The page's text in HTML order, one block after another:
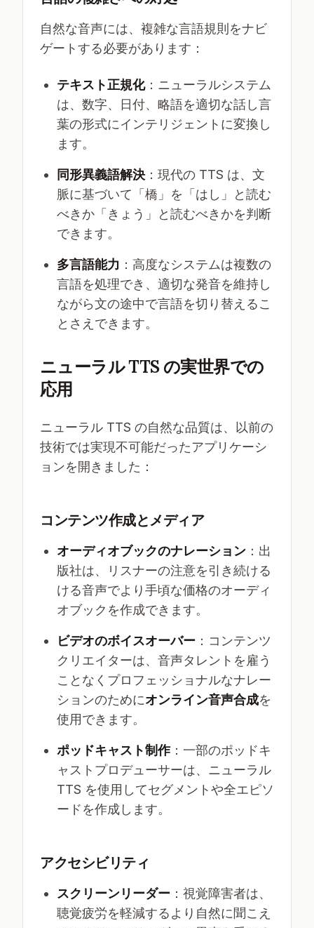
自然な音声には、複雑な言語規則をナビ
ゲートする必要があります：
テキスト正規化：ニューラルシステム
は、数字、日付、略語を適切な話し言
葉の形式にインテリジェントに変換し
ます。
同形異義語解決 ：現代の TTS は、文
脈に基づいて「橋」を「はし」と読む
べきか「きょう」と読むべきかを判断
できます。
多言語能力 ：高度なシステムは複数の
言語を処理でき、適切な発音を維持し
ながら文の途中で言語を切り替えるこ
とさえできます。
ニューラル TTS の実世界での
応用
ニューラル TTS の自然な品質は、以前の
技術では実現不可能だったアプリケーシ
ョンを開きました：
コンテンツ作成とメディア
オーディオブックのナレーション ：出
版社は、リスナーの注意を引き続ける
ける音声でより手頃な価格のオーディ
オブックを作成できます。
ビデオのボイスオーバー ：コンテンツ
クリエイターは、音声タレントを雇う
ことなくプロフェッショナルなナレー
ションのためにオンライン音声合成を
使用できます。
ポッドキャスト制作：一部のポッドキ
ャストプロデューサーは、ニューラル
TTS を使用してセグメントや全エピソ
ードを作成します。
アクセシビリティ
スクリーンリーダー ：視覚障害者は、
聴覚疲労を軽減するより自然に聞こえ